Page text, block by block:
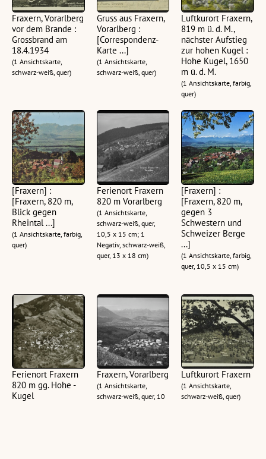
Fraxern, Vorarlberg
vor dem Brande :
Grossbrand am
18.4.1934
(1 Ansichtskarte,
schwarz-weiß, quer)
Gruss aus Fraxern,
Vorarlberg :
[Correspondenz-
Karte ...]
(1 Ansichtskarte,
schwarz-weiß, quer)
Luftkurort Fraxern,
819 m ü. d. M.,
nächster Aufstieg
zur hohen Kugel :
Hohe Kugel, 1650
m ü. d. M.
(1 Ansichtskarte, farbig,
quer)
[Fraxern] :
[Fraxern, 820 m,
Blick gegen
Rheintal ...]
(1 Ansichtskarte, farbig,
quer)
Ferienort Fraxern
820 m Vorarlberg
(1 Ansichtskarte,
schwarz-weiß, quer,
10,5 x 15 cm; 1
Negativ, schwarz-weiß,
quer, 13 x 18 cm)
[Fraxern] :
[Fraxern, 820 m,
gegen 3
Schwestern und
Schweizer Berge
...]
(1 Ansichtskarte, farbig,
quer, 10,5 x 15 cm)
Ferienort Fraxern
820 m gg. Hohe -
Kugel
Fraxern, Vorarlberg
(1 Ansichtskarte,
schwarz-weiß, quer, 10
Luftkurort Fraxern
(1 Ansichtskarte,
schwarz-weiß, quer)